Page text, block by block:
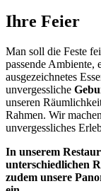
Ihre Feier
Man soll die Feste
passende Ambiente,
ausgezeichnetes
unvergessliche
unseren
Rahmen. Wir
unvergessliches
In unserem
unterschiedlichen
zudem unsere